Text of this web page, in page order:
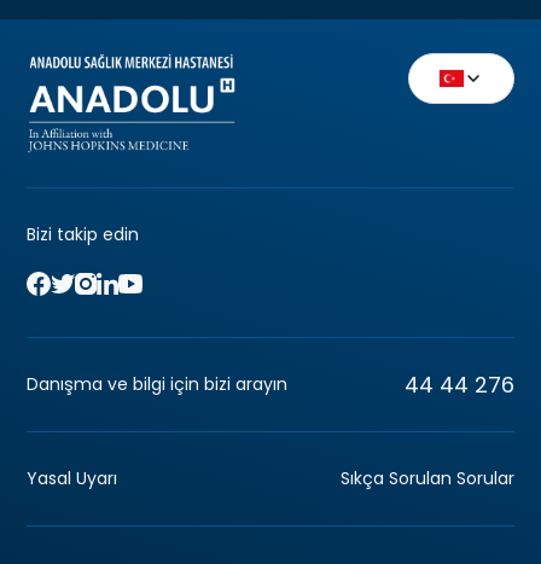
Bizi takip edin
Danışma ve bilgi için bizi arayın 44 44 276
Yasal Uyarı Sıkça Sorulan Sorular